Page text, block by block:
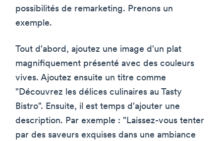
possibilités de remarketing. Prenons un
exemple.
Tout d'abord, ajoutez une image d'un plat
magnifiquement présenté avec des couleurs
vives. Ajoutez ensuite un titre comme
"Découvrez les délices culinaires au Tasty
Bistro". Ensuite, il est temps d'ajouter une
description. Par exemple : "Laissez-vous tenter
par des saveurs exquises dans une ambiance